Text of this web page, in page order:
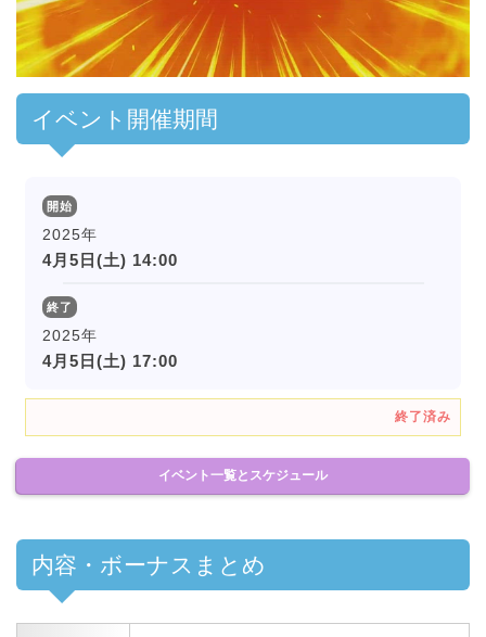
00:00 /01:00
イベント開催期間
開始
2025年
4月5日(土) 14:00
終了
2025年
4月5日(土) 17:00
終了済み
イベント一覧とスケジュール
内容・ボーナスまとめ